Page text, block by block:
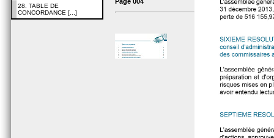
28. TABLE DE
CONCORDANCE [...]